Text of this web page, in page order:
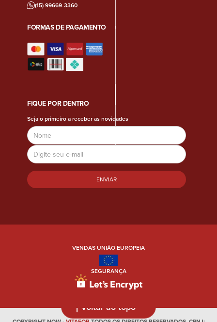
Voltar ao topo
(15) 99669-3360
FORMAS DE PAGAMENTO
FIQUE POR DENTRO
Seja o primeiro a receber as novidades
Name
Email
Address
VENDAS UNIÃO EUROPEIA
SEGURANÇA